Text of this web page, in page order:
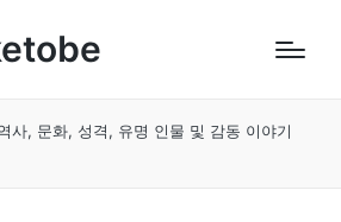
사, 문화, 성격, 유명 인물 및 감동 이야기